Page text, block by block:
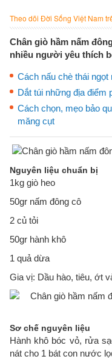
Theo dõi Đời Sống Việt Nam
Chân giò hầm nấm
nhiều người yêu thích
Cách nấu chè thái
Dắt túi những địa điểm
Cách chọn, mẹo bảo
măng cụt
Nguyên liệu chuẩn bị
1kg giò heo
50gr nấm đông cô
2 củ tỏi
50gr hành khô
1 quả dừa
Gia vị: Dầu hào, tiêu, ớt
Sơ chế nguyên liệu
Hành khô bóc vỏ, rửa
nát cho 1 bát con nước